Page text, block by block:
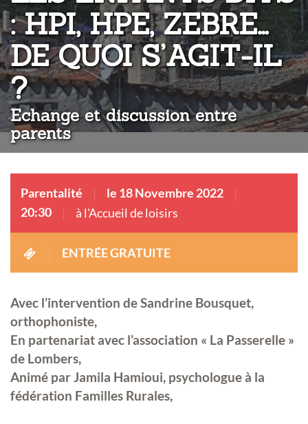
: HPI, HPE, ZEBRE…
DE QUOI S’AGIT-IL
?:
Echange et discussion entre
parents
Parentalité
le 18 Novembre 2022
20:30
à l'Accueil de loisirs
ENTRÉE GRATUITE
Avec l’intervention de Sandrine Bousquet,
orthophoniste,
En partenariat avec l’association « La Passerelle »
de Lombers,
Animé par Jamila Hamioui, psychologue à la
fédération Familles Rurales,